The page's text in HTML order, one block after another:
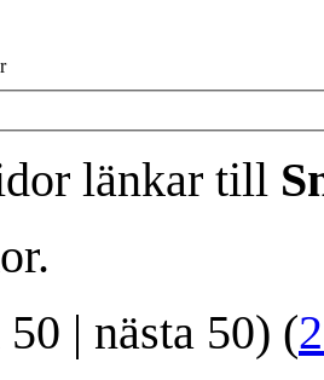
länkar till
| nästa 50) (